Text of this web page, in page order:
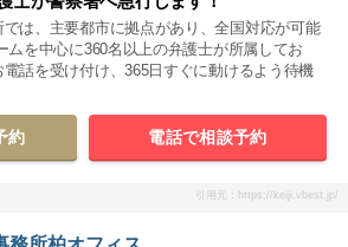
は、主要都市に拠点があり、全国対応が可能
ムを中心に360名以上の弁護士が所属してお
話を受け付け、365日すぐに動けるよう待機
約 電話で相談予約
引用元：https://keiji.vbest.jp/